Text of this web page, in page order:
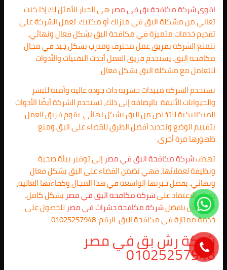
اقوى شركة مكافحة بق في مصر هي الخيار الأمثل لك إذا كنت
تعاني من مشكلة البق في منزلك أو مكتبك. تعمل الشركة على
تقديم خدمات متميزة في مكافحة البق بشكل فعال ونهائي.
تتمتع الشركة بفريق عمل محترف ومدرب بشكل جيد في مجال
مكافحة البق. يستخدم فريق العمل أحدث التقنيات والأدوات
للتعامل مع مشكلة البق بشكل فعال.
تستخدم الشركة مبيدات حشرية ذات جودة عالية وآمنة للبشر
والحيوانات الأليفة. بالإضافة إلى ذلك، تستخدم الشركة أيضًا الأدوات
الميكانيكية للتخلص من البق بشكل نهائي. يقوم فريق العمل
بتقييم الوضع وتحديد أفضل الطرق للقضاء على البق ومنع
ظهورها مرة أخرى.
تهدفشركة مكافحة البق في مصر إلى توفير بيئة صحية
ونظيفة لعملائها. فهي تضمن القضاء على البق بشكل فعال
ونهائي. بفضل خبرتها الواسعة في هذا المجال وكفاءتها العالية،
يمكن الاعتماد علىشركة مكافحة البق في مصر بشكل كامل.
اتصل الآن بافضلشركة مكافحة حشرات في مصر للحصول على
خدمة ممتازة في مكافحة البق. الرقم: 01025257948.
شركة رش بق في مصر
01025257948